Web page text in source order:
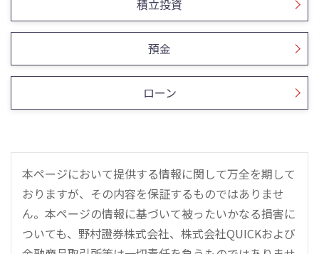
積立投資
預金
ローン
本ページにおいて提供する情報に関して万全を期して
おりますが、その内容を保証するものではありませ
ん。本ページの情報に基づいて被ったいかなる損害に
ついても、野村證券株式会社、株式会社QUICKおよび